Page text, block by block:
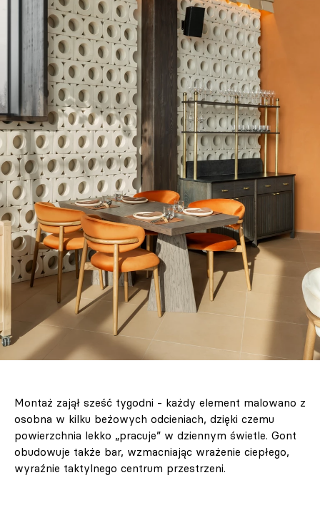
Montaż zajął sześć tygodni - każdy element malowano z
osobna w kilku beżowych odcieniach, dzięki czemu
powierzchnia lekko „pracuje” w dziennym świetle. Gont
obudowuje także bar, wzmacniając wrażenie ciepłego,
wyraźnie taktylnego centrum przestrzeni.